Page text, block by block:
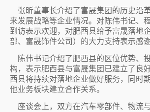
张昕董事长介绍了富晟集团的历史沿
来发展战略等企业情况。对陈伟书记、
到访表示欢迎，对肥西县给予富晟落地
部、富晟饰件公司）的大力支持表示感谢
陈伟书记介绍了肥西县的区位优势、
构，表示肥西县与富晟集团已建立了良
西县将持续对落地企业做好服务，同时
他业务板块建立合作关系。
座谈会上，双方在汽车零部件、物流